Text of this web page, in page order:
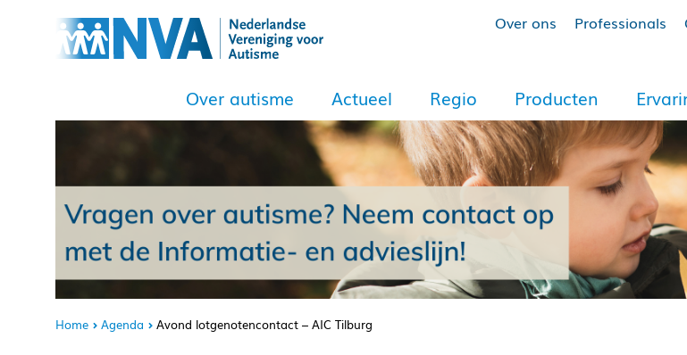
Over ons Professionals
Over autisme Actueel Regio Producten
Home Agenda Avond lotgenotencontact – AIC Tilburg